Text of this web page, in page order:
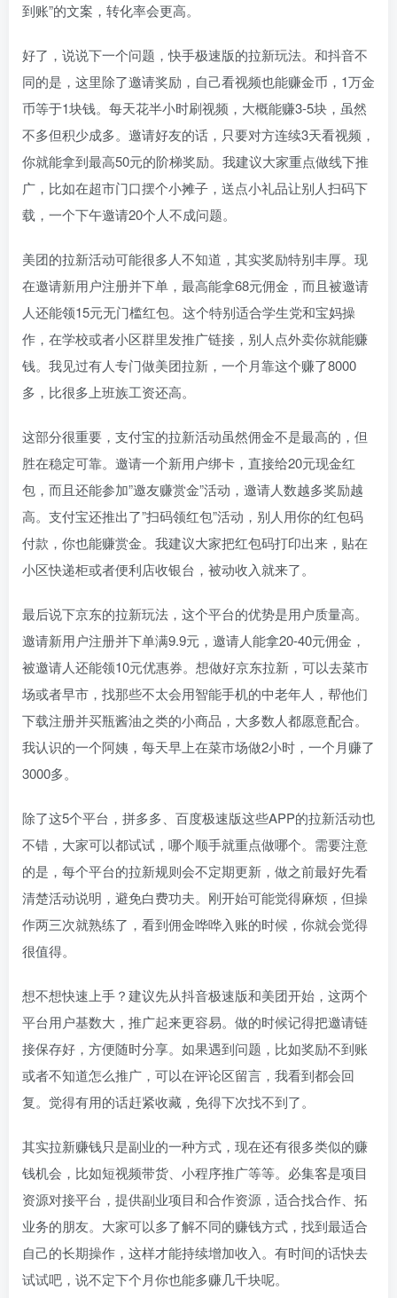
到账”的文案，转化率会更高。
好了，说说下一个问题，快手极速版的拉新玩法。和抖音不
同的是，这里除了邀请奖励，自己看视频也能赚金币，1万金
币等于1块钱。每天花半小时刷视频，大概能赚3-5块，虽然
不多但积少成多。邀请好友的话，只要对方连续3天看视频，
你就能拿到最高50元的阶梯奖励。我建议大家重点做线下推
广，比如在超市门口摆个小摊子，送点小礼品让别人扫码下
载，一个下午邀请20个人不成问题。
美团的拉新活动可能很多人不知道，其实奖励特别丰厚。现
在邀请新用户注册并下单，最高能拿68元佣金，而且被邀请
人还能领15元无门槛红包。这个特别适合学生党和宝妈操
作，在学校或者小区群里发推广链接，别人点外卖你就能赚
钱。我见过有人专门做美团拉新，一个月靠这个赚了8000
多，比很多上班族工资还高。
这部分很重要，支付宝的拉新活动虽然佣金不是最高的，但
胜在稳定可靠。邀请一个新用户绑卡，直接给20元现金红
包，而且还能参加”邀友赚赏金”活动，邀请人数越多奖励越
高。支付宝还推出了”扫码领红包”活动，别人用你的红包码
付款，你也能赚赏金。我建议大家把红包码打印出来，贴在
小区快递柜或者便利店收银台，被动收入就来了。
最后说下京东的拉新玩法，这个平台的优势是用户质量高。
邀请新用户注册并下单满9.9元，邀请人能拿20-40元佣金，
被邀请人还能领10元优惠券。想做好京东拉新，可以去菜市
场或者早市，找那些不太会用智能手机的中老年人，帮他们
下载注册并买瓶酱油之类的小商品，大多数人都愿意配合。
我认识的一个阿姨，每天早上在菜市场做2小时，一个月赚了
3000多。
除了这5个平台，拼多多、百度极速版这些APP的拉新活动也
不错，大家可以都试试，哪个顺手就重点做哪个。需要注意
的是，每个平台的拉新规则会不定期更新，做之前最好先看
清楚活动说明，避免白费功夫。刚开始可能觉得麻烦，但操
作两三次就熟练了，看到佣金哗哗入账的时候，你就会觉得
很值得。
想不想快速上手？建议先从抖音极速版和美团开始，这两个
平台用户基数大，推广起来更容易。做的时候记得把邀请链
接保存好，方便随时分享。如果遇到问题，比如奖励不到账
或者不知道怎么推广，可以在评论区留言，我看到都会回
复。觉得有用的话赶紧收藏，免得下次找不到了。
其实拉新赚钱只是副业的一种方式，现在还有很多类似的赚
钱机会，比如短视频带货、小程序推广等等。必集客是项目
资源对接平台，提供副业项目和合作资源，适合找合作、拓
业务的朋友。大家可以多了解不同的赚钱方式，找到最适合
自己的长期操作，这样才能持续增加收入。有时间的话快去
试试吧，说不定下个月你也能多赚几千块呢。